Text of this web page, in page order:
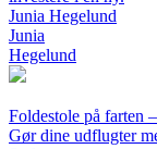
Junia Hegelund
Junia
Hegelund
Foldestole på farten
Gør dine udflugter